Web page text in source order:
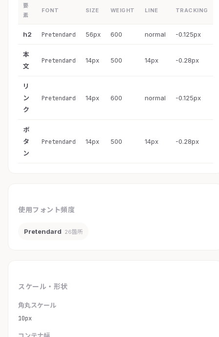
要
素
FONT SIZE WEIGHT LINE TRACKING
h2 Pretendard 56px 600 normal -0.125px
本
文
Pretendard 14px 500 14px -0.28px
リ
ン
ク
Pretendard 14px 600 normal -0.125px
ボ
タ
ン
Pretendard 14px 500 14px -0.28px
使用フォント頻度
Pretendard 26箇所
スケール・形状
角丸スケール
10px